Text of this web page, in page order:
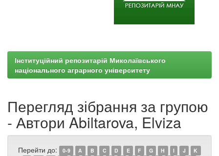
Інституційний репозитарій Миколаївського
національного аграрного університету
Перегляд зібрання за групою
- Автори Abiltarova, Elviza
Перейти до: 0-9 A B C D E F G H I J
K